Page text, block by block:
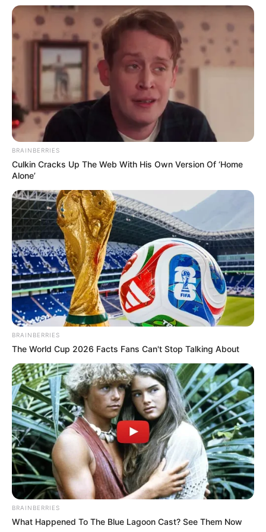
(foto: oktoberinemaco.ltd)
BRAINBERRIES
Culkin Cracks Up The Web With His Own Version Of ‘Home
Alone’
BRAINBERRIES
The World Cup 2026 Facts Fans Can't Stop Talking About
BRAINBERRIES
What Happened To The Blue Lagoon Cast? See Them Now